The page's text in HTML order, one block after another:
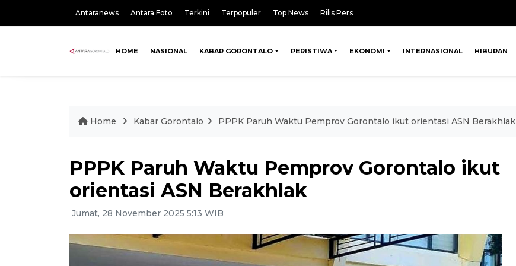
Antaranews Antara Foto Terkini Terpopuler Top News Rilis Pers
HOME NASIONAL KABAR GORONTALO PERISTIWA EKONOMI INTERNASIONAL HIBURAN
Home Kabar Gorontalo PPPK Paruh Waktu Pemprov Gorontalo ikut orientasi ASN Berakhlak
PPPK Paruh Waktu Pemprov Gorontalo ikut
orientasi ASN Berakhlak
Jumat, 28 November 2025 5:13 WIB